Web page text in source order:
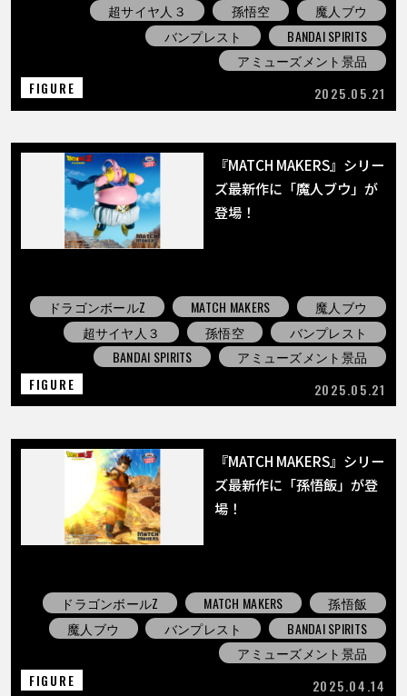
超サイヤ人３
孫悟空
魔人ブウ
バンプレスト
BANDAI SPIRITS
アミューズメント景品
FIGURE
2025.05.21
『MATCH MAKERS』シリー
ズ最新作に「魔人ブウ」が
登場！
ドラゴンボールZ MATCH MAKERS
魔人ブウ
超サイヤ人３
孫悟空
バンプレスト
BANDAI SPIRITS
アミューズメント景品
FIGURE
2025.05.21
『MATCH MAKERS』シリー
ズ最新作に「孫悟飯」が登
場！
ドラゴンボールZ MATCH MAKERS
孫悟飯
魔人ブウ
バンプレスト
BANDAI SPIRITS
アミューズメント景品
FIGURE
2025.04.14